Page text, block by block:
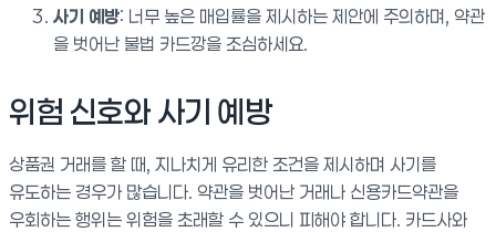
사기 예방: 너무 높은 매입률을 제시하는 제안에 주의하며, 약관
을 벗어난 불법 카드깡을 조심하세요.
위험 신호와 사기 예방
상품권 거래를 할 때, 지나치게 유리한 조건을 제시하며 사기를
유도하는 경우가 많습니다. 약관을 벗어난 거래나 신용카드약관을
우회하는 행위는 위험을 초래할 수 있으니 피해야 합니다. 카드사와